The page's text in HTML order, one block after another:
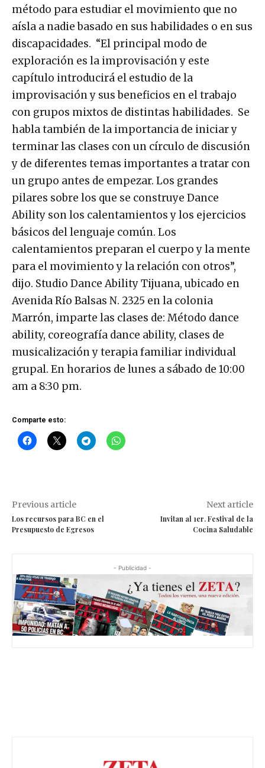
método para estudiar el movimiento que no
aísla a nadie basado en sus habilidades o en sus
discapacidades. “El principal modo de
exploración es la improvisación y este
capítulo introducirá el estudio de la
improvisación y sus beneficios en el trabajo
con grupos mixtos de distintas habilidades. Se
habla también de la importancia de iniciar y
terminar las clases con un círculo de discusión
y de diferentes temas importantes a tratar con
un grupo antes de empezar. Los grandes
pilares sobre los que se construye Dance
Ability son los calentamientos y los ejercicios
básicos del lenguaje común. Los
calentamientos preparan el cuerpo y la mente
para el movimiento y la relación con otros”,
dijo. Studio Dance Ability Tijuana, ubicado en
Avenida Río Balsas N. 2325 en la colonia
Marrón, imparte las clases de: Método dance
ability, coreografía dance ability, clases de
musicalización y terapia familiar individual
grupal. En horarios de lunes a sábado de 10:00
am a 8:30 pm.
Comparte esto:
Previous article
Los recursos para BC en el
Presupuesto de Egresos
Next article
Invitan al 1er. Festival de la
Cocina Saludable
- Publicidad -